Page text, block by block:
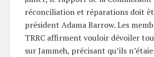
réconciliation et réparations doit
président Adama Barrow. Les
TRRC affirment vouloir dévoiler
sur Jammeh, précisant qu’ils